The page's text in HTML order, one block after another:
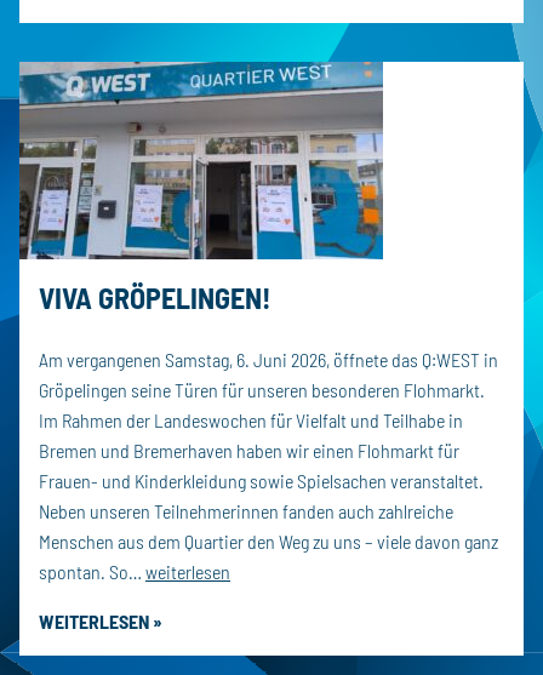
Check
auf
dem
Oslebshauser
Dorffest
VIVA GRÖPELINGEN!
Am vergangenen Samstag, 6. Juni 2026, öffnete das Q:WEST in
Gröpelingen seine Türen für unseren besonderen Flohmarkt.
Im Rahmen der Landeswochen für Vielfalt und Teilhabe in
Bremen und Bremerhaven haben wir einen Flohmarkt für
Frauen- und Kinderkleidung sowie Spielsachen veranstaltet.
Neben unseren Teilnehmerinnen fanden auch zahlreiche
Menschen aus dem Quartier den Weg zu uns – viele davon ganz
spontan. So… VIVA
weiterlesen
WEITERLESEN »